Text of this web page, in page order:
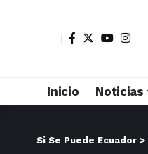
Inicio Noticias
Si Se Puede Ecuador >